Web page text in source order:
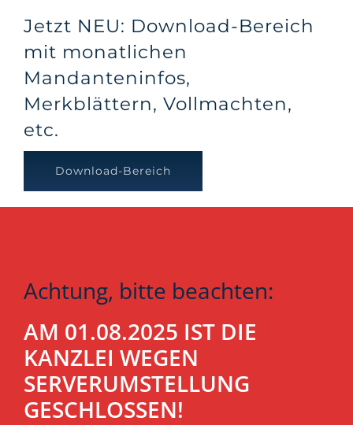
Jetzt NEU: Download-Bereich
mit monatlichen
Mandanteninfos,
Merkblättern, Vollmachten,
etc.
Download-Bereich
Achtung, bitte beachten:
AM 01.08.2025 IST DIE
KANZLEI WEGEN
SERVERUMSTELLUNG
GESCHLOSSEN!